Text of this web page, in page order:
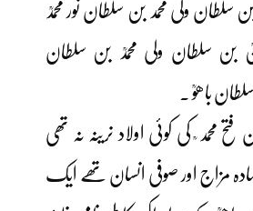
سلطان ولی محمد بن سلطان نور محمدؒ
بن سلطان ولی محمدؒ بن سلطان
باھوؒ ۔
محمد ؒ کی کوئی اولاد نرینہ نہ تھی
مزاج اور صوفی انسان تھے ایک